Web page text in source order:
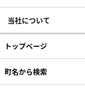
当社について
トップページ
町名から検索